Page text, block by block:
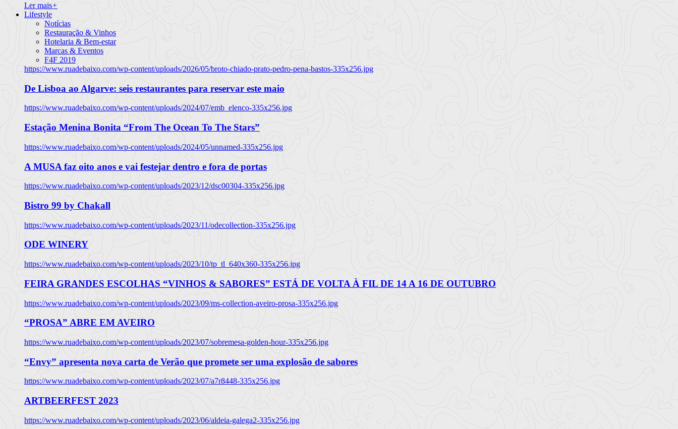
Ler mais+
Lifestyle
Notícias
Restauração & Vinhos
Hotelaria & Bem-estar
Marcas & Eventos
F4F 2019
https://www.ruadebaixo.com/wp-content/uploads/2026/05/broto-chiado-prato-pedro-pena-bastos-335x256.jpg
De Lisboa ao Algarve: seis restaurantes para reservar este maio
https://www.ruadebaixo.com/wp-content/uploads/2024/07/emb_elenco-335x256.jpg
Estação Menina Bonita “From The Ocean To The Stars”
https://www.ruadebaixo.com/wp-content/uploads/2024/05/unnamed-335x256.jpg
A MUSA faz oito anos e vai festejar dentro e fora de portas
https://www.ruadebaixo.com/wp-content/uploads/2023/12/dsc00304-335x256.jpg
Bistro 99 by Chakall
https://www.ruadebaixo.com/wp-content/uploads/2023/11/odecollection-335x256.jpg
ODE WINERY
https://www.ruadebaixo.com/wp-content/uploads/2023/10/tp_tl_640x360-335x256.jpg
FEIRA GRANDES ESCOLHAS “VINHOS & SABORES” ESTÁ DE VOLTA À FIL DE 14 A 16 DE OUTUBRO
https://www.ruadebaixo.com/wp-content/uploads/2023/09/ms-collection-aveiro-prosa-335x256.jpg
“PROSA” ABRE EM AVEIRO
https://www.ruadebaixo.com/wp-content/uploads/2023/07/sobremesa-golden-hour-335x256.jpg
“Envy” apresenta nova carta de Verão que promete ser uma explosão de sabores
https://www.ruadebaixo.com/wp-content/uploads/2023/07/a7r8448-335x256.jpg
ARTBEERFEST 2023
https://www.ruadebaixo.com/wp-content/uploads/2023/06/aldeia-galega2-335x256.jpg